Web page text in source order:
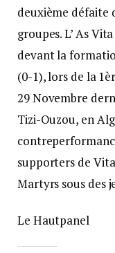
deuxième défaite
groupes. L’ As
devant la
(0-1), lors de la
29 Novembre
Tizi-Ouzou, en
supporters de
Martyrs sous des
Le Hautpanel